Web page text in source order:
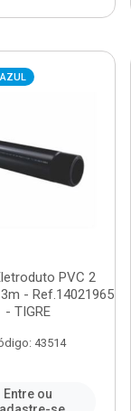
PVC 2
- Ref.14021965
- TIGRE
43514
Entre ou